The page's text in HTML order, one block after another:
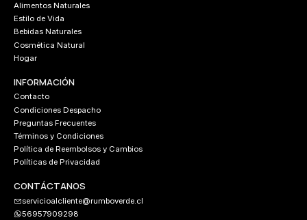
Alimentos Naturales
Estilo de Vida
Bebidas Naturales
Cosmética Natural
Hogar
INFORMACIÓN
Contacto
Condiciones Despacho
Preguntas Frecuentes
Términos y Condiciones
Política de Reembolsos y Cambios
Políticas de Privacidad
CONTÁCTANOS
servicioalcliente@rumboverde.cl
56957909298